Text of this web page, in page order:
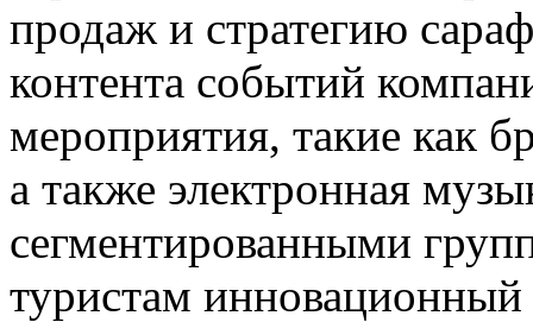
продаж и стратегию
контента событий
мероприятия, такие как
а также электронная
сегментированными
туристам